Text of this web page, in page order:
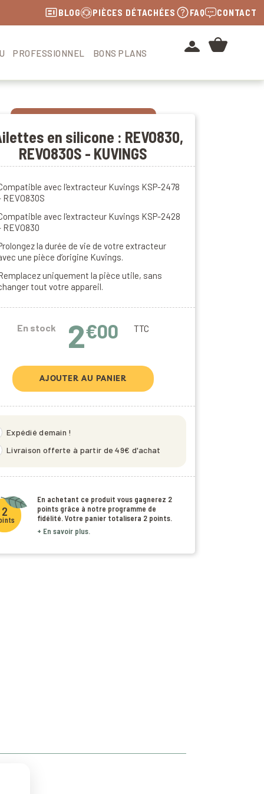
BLOG PIÈCES DÉTACHÉES FAQ CONTACT
PROFESSIONNEL BONS PLANS
en silicone : REVO830,
REVO830S - KUVINGS
avec l'extracteur Kuvings KSP-2478
REVO830S
avec l'extracteur Kuvings KSP-2428
REVO830
la durée de vie de votre extracteur
une pièce d’origine Kuvings.
uniquement la pièce utile, sans
tout votre appareil.
En stock 2€00 TTC
AJOUTER AU PANIER
Expédié demain !
Livraison offerte à partir de 49€ d'achat
2
En achetant ce produit vous gagnerez 2
points grâce à notre programme de
fidélité. Votre panier totalisera 2 points.
+ En savoir plus.